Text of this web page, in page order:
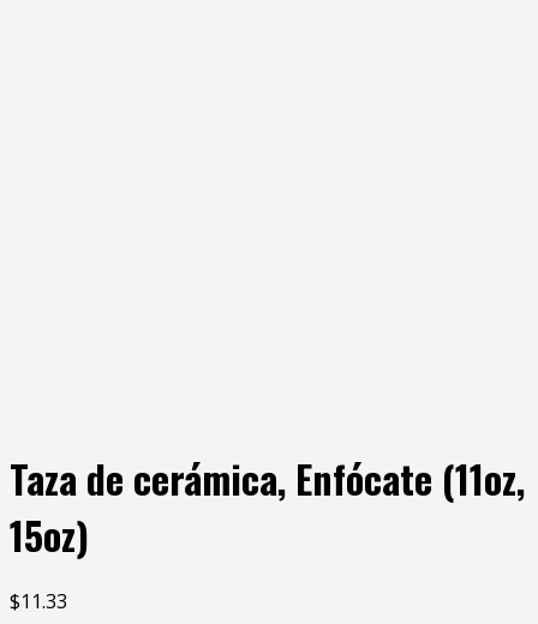
Taza de cerámica, Enfócate (11oz,
15oz)
$11.33